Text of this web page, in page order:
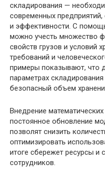
складирования —
современных
и эффективности. С
можно учесть множество
свойств грузов и условий
требований и
примеры показывают, что
параметрах
безопасный объем
Внедрение
постоянное обновление
позволят снизить
оптимизировать
итоге сбережет ресурсы и
сотрудников.